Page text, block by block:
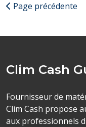
Page précédente
Clim Cash
Fournisseur de
Clim Cash propose
aux professionnels